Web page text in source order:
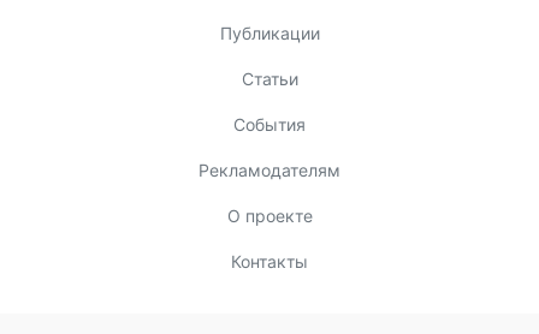
Публикации
Статьи
События
Рекламодателям
О проекте
Контакты